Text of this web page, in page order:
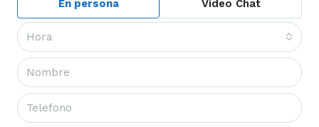
En persona Video Chat
Hora